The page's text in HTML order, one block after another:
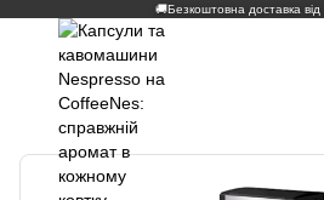
🚚Безкоштовна доставка від